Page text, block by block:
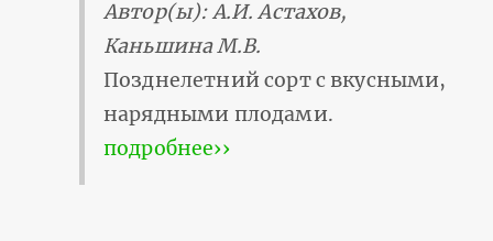
Автор(ы): А.И. Астахов,
Каньшина М.В.
Позднелетний сорт с вкусными,
нарядными плодами.
подробнее››